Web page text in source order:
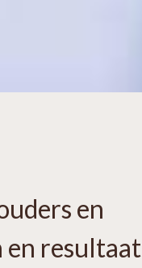
en
en resultaat